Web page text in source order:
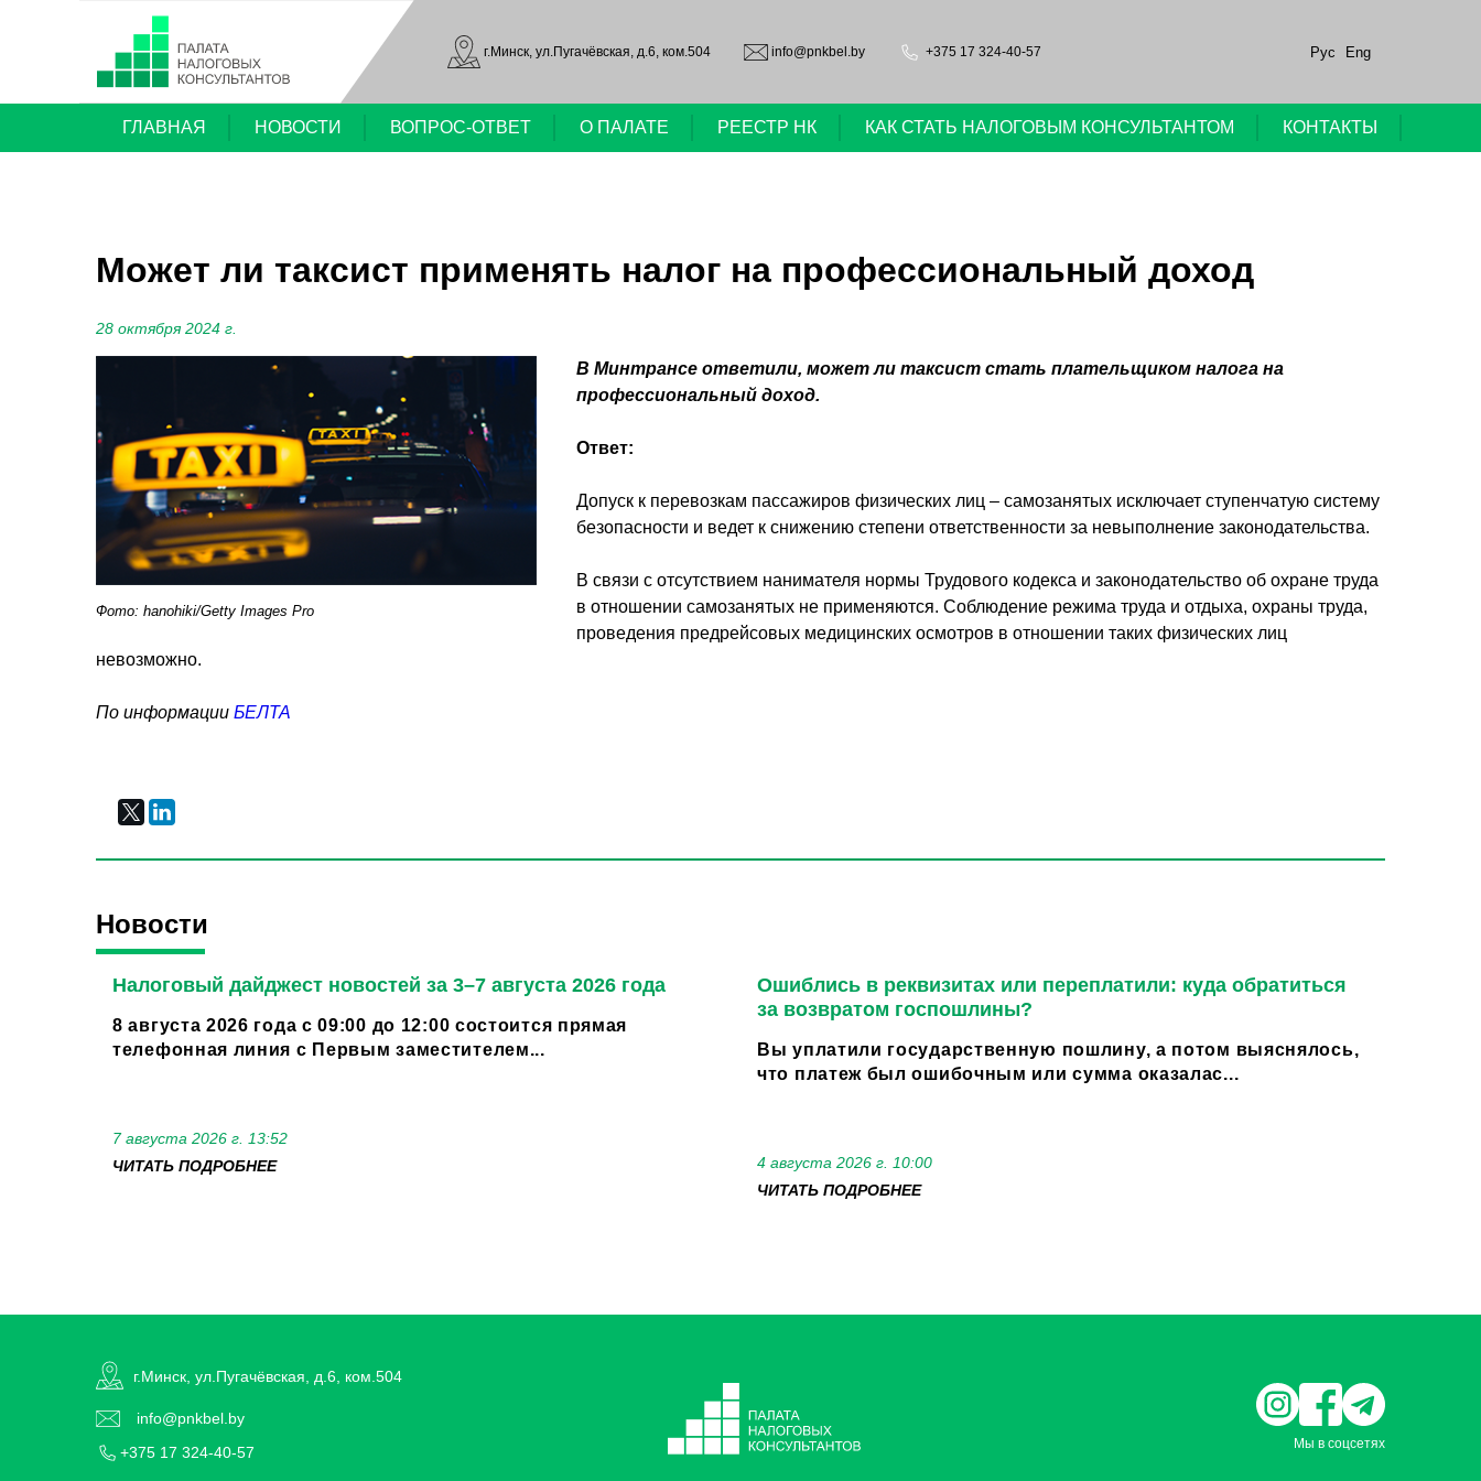
г.Минск, ул.Пугачёвская, д.6, ком.504 info@pnkbel.by +375 17 324-40-57 Рус Eng
ГЛАВНАЯ НОВОСТИ ВОПРОС-ОТВЕТ О ПАЛАТЕ РЕЕСТР НК КАК СТАТЬ НАЛОГОВЫМ КОНСУЛЬТАНТОМ КОНТАКТЫ
Может ли таксист применять налог на профессиональный доход
28 октября 2024 г.
Фото: hanohiki/Getty Images Pro
В Минтрансе ответили, может ли таксист стать плательщиком налога на
профессиональный доход.
Ответ:
Допуск к перевозкам пассажиров физических лиц – самозанятых исключает ступенчатую систему
безопасности и ведет к снижению степени ответственности за невыполнение законодательства.
В связи с отсутствием нанимателя нормы Трудового кодекса и законодательство об охране труда
в отношении самозанятых не применяются. Соблюдение режима труда и отдыха, охраны труда,
проведения предрейсовых медицинских осмотров в отношении таких физических лиц
невозможно.
По информации БЕЛТА
Новости
Налоговый дайджест новостей за 3–7 августа 2026 года
8 августа 2026 года с 09:00 до 12:00 состоится прямая
телефонная линия с Первым заместителем...
7 августа 2026 г. 13:52
ЧИТАТЬ ПОДРОБНЕЕ
Ошиблись в реквизитах или переплатили: куда обратиться
за возвратом госпошлины?
Вы уплатили государственную пошлину, а потом выяснялось,
что платеж был ошибочным или сумма оказалас...
4 августа 2026 г. 10:00
ЧИТАТЬ ПОДРОБНЕЕ
г.Минск, ул.Пугачёвская, д.6, ком.504
info@pnkbel.by
+375 17 324-40-57
Мы в соцсетях